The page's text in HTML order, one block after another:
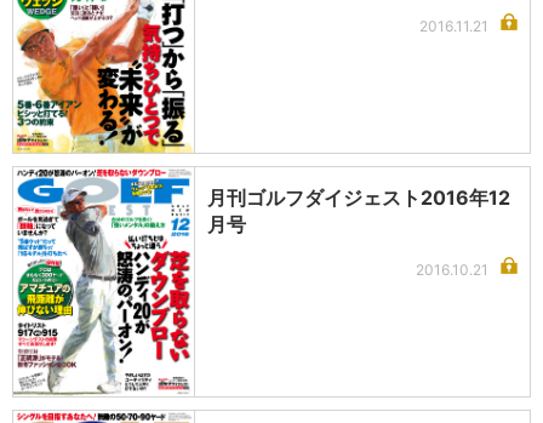
2016.11.21
月刊ゴルフダイジェスト2016年12
月号
2016.10.21